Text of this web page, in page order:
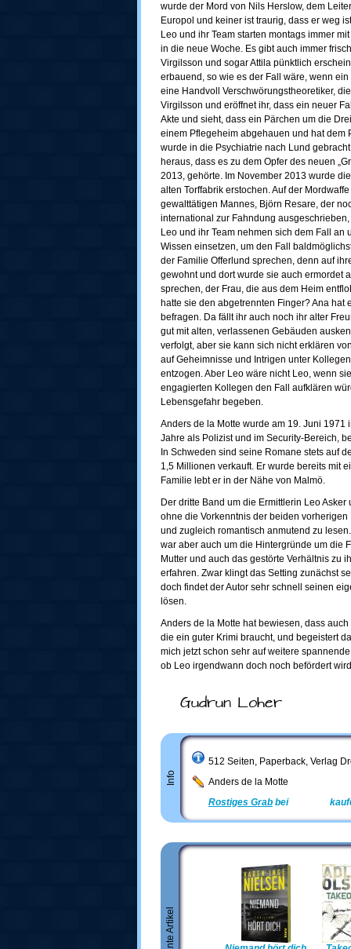
wurde der Mord von Nils Herslow, dem
Europol und keiner ist traurig, dass er weg
Leo und ihr Team starten montags immer
in die neue Woche. Es gibt auch immer
Virgilsson und sogar Attila pünktlich
erbauend, so wie es der Fall wäre, wenn
eine Handvoll Verschwörungstheoretiker,
Virgilsson und eröffnet ihr, dass ein neuer
Akte und sieht, dass ein Pärchen um die
einem Pflegeheim abgehauen und hat dem
wurde in die Psychiatrie nach Lund
heraus, dass es zu dem Opfer des neuen
2013, gehörte. Im November 2013 wurde
alten Torffabrik erstochen. Auf der
gewalttätigen Mannes, Björn Resare, der
international zur Fahndung
Leo und ihr Team nehmen sich dem Fall
Wissen einsetzen, um den Fall
der Familie Offerlund sprechen, denn auf
gewohnt und dort wurde sie auch ermordet
sprechen, der Frau, die aus dem Heim
hatte sie den abgetrennten Finger? Ana
befragen. Da fällt ihr auch noch ihr alter
gut mit alten, verlassenen Gebäuden
verfolgt, aber sie kann sich nicht erklären
auf Geheimnisse und Intrigen unter
entzogen. Aber Leo wäre nicht Leo, wenn
engagierten Kollegen den Fall aufklären
Lebensgefahr begeben.
Anders de la Motte wurde am 19. Juni
Jahre als Polizist und im Security-Bereich,
In Schweden sind seine Romane stets auf
1,5 Millionen verkauft. Er wurde bereits mit
Familie lebt er in der Nähe von Malmö.
Der dritte Band um die Ermittlerin Leo
ohne die Vorkenntnis der beiden
und zugleich romantisch anmutend zu
war aber auch um die Hintergründe um die
Mutter und auch das gestörte Verhältnis zu
erfahren. Zwar klingt das Setting zunächst
doch findet der Autor sehr schnell seinen
lösen.
Anders de la Motte hat bewiesen, dass
die ein guter Krimi braucht, und begeistert
mich jetzt schon sehr auf weitere
ob Leo irgendwann doch noch befördert
Gudrun Loher
Info
512 Seiten, Paperback, Verlag
Anders de la Motte
Rostiges Grab bei